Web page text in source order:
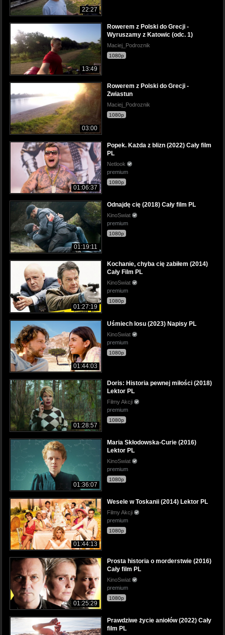
22:27
13:49
Rowerem z Polski do Grecji -
Wyruszamy z Katowic (odc. 1)
Maciej_Podroznik
1080p
03:00
Rowerem z Polski do Grecji -
Zwiastun
Maciej_Podroznik
1080p
01:06:37
Popek. Każda z blizn (2022) Cały film
PL
Netlook
premium
1080p
01:19:11
Odnajdę cię (2018) Cały film PL
KinoSwiat
premium
1080p
01:27:19
Kochanie, chyba cię zabiłem (2014)
Cały Film PL
KinoSwiat
premium
1080p
01:44:03
Uśmiech losu (2023) Napisy PL
KinoSwiat
premium
1080p
01:28:57
Doris: Historia pewnej miłości (2018)
Lektor PL
Filmy Akcji
premium
1080p
01:36:07
Maria Skłodowska-Curie (2016)
Lektor PL
KinoSwiat
premium
1080p
01:44:13
Wesele w Toskanii (2014) Lektor PL
Filmy Akcji
premium
1080p
01:25:29
Prosta historia o morderstwie (2016)
Cały film PL
KinoSwiat
premium
1080p
Prawdziwe życie aniołów (2022) Cały
film PL